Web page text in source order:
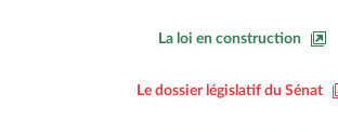
La loi en construction
Le dossier législatif du Sénat